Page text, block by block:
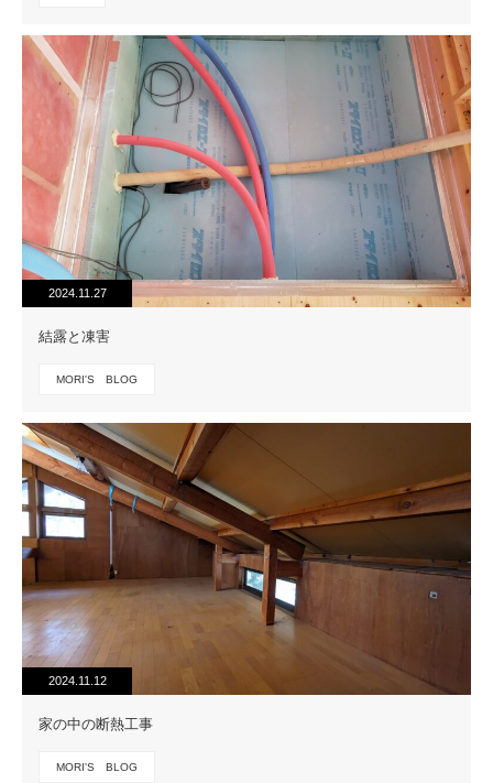
2024.11.27
結露と凍害
MORI'S BLOG
2024.11.12
家の中の断熱工事
MORI'S BLOG